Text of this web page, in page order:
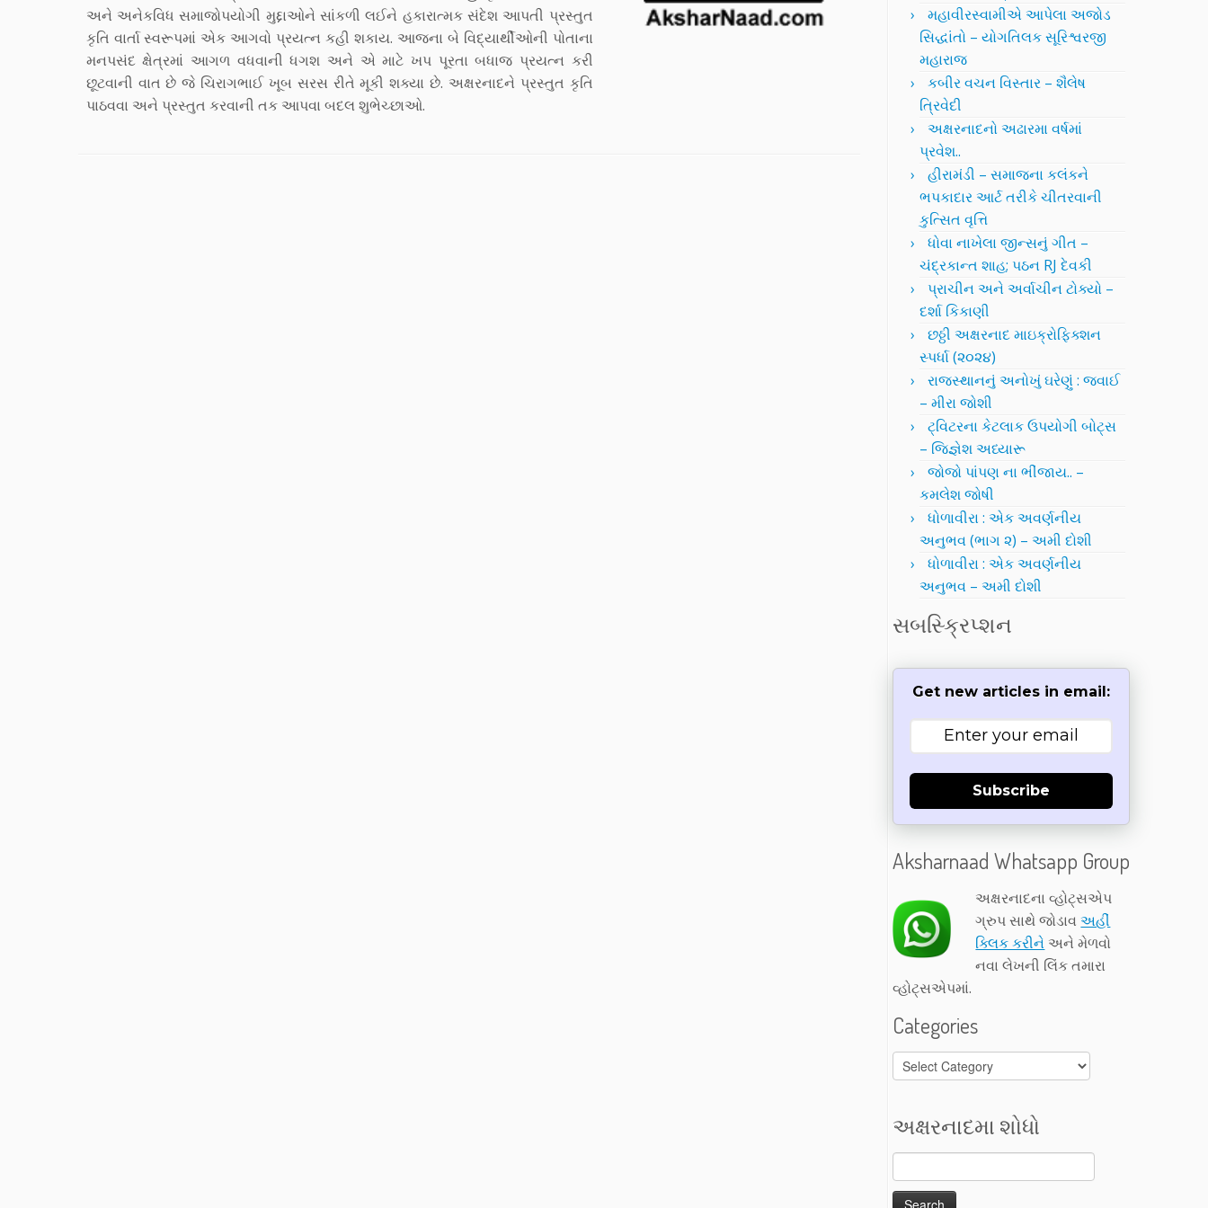
અને અનેકવિધ સમાજોપયોગી મુદ્દાઓને સાંકળી લઈને હકારાત્મક સંદેશ આપતી પ્રસ્તુત
કૃતિ વાર્તા સ્વરૂપમાં એક આગવો પ્રયત્ન કહી શકાય. આજના બે વિદ્યાર્થીઓની પોતાના
મનપસંદ ક્ષેત્રમાં આગળ વધવાની ધગશ અને એ માટે ખપ પૂરતા બધાજ પ્રયત્ન કરી
છૂટવાની વાત છે જે ચિરાગભાઈ ખૂબ સરસ રીતે મૂકી શક્યા છે. અક્ષરનાદને પ્રસ્તુત કૃતિ
પાઠવવા અને પ્રસ્તુત કરવાની તક આપવા બદલ શુભેચ્છાઓ.
મહાવીરસ્વામીએ આપેલા અજોડ
સિદ્ધાંતો – યોગતિલક સૂરિશ્વરજી
મહારાજ
કબીર વચન વિસ્તાર – શૈલેષ
ત્રિવેદી
અક્ષરનાદનો અઢારમા વર્ષમાં
પ્રવેશ..
હીરામંડી – સમાજના કલંકને
ભપકાદાર આર્ટ તરીકે ચીતરવાની
કુત્સિત વૃત્તિ
ધોવા નાખેલા જીન્સનું ગીત –
ચંદ્રકાન્ત શાહ; પઠન RJ દેવકી
પ્રાચીન અને અર્વાચીન ટોક્યો –
દર્શા કિકાણી
છઠ્ઠી અક્ષરનાદ માઇક્રોફિક્શન
સ્પર્ધા (૨૦૨૪)
રાજસ્થાનનું અનોખું ઘરેણું : જવાઈ
– મીરા જોશી
ટ્વિટરના કેટલાક ઉપયોગી બોટ્સ
– જિજ્ઞેશ અધ્યારૂ
જોજો પાંપણ ના ભીંજાય.. –
કમલેશ જોષી
ધોળાવીરા : એક અવર્ણનીય
અનુભવ (ભાગ ૨) – અમી દોશી
ધોળાવીરા : એક અવર્ણનીય
અનુભવ – અમી દોશી
સબસ્ક્રિપ્શન
Get new articles in email:
Subscribe
Aksharnaad Whatsapp Group
અક્ષરનાદના વ્હોટ્સએપ
ગ્રુપ સાથે જોડાવઅહીં
ક્લિક કરીને અને મેળવો
નવા લેખની લિંક તમારા
વ્હોટ્સએપમાં.
Categories
Categories
અક્ષરનાદમા શોધો